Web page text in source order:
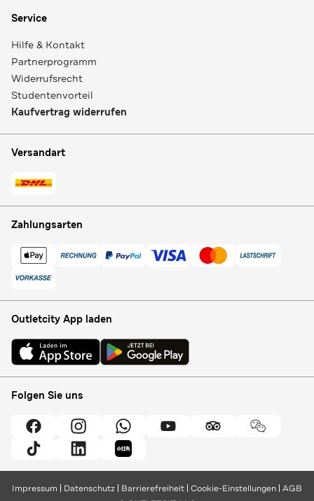
Service
Hilfe & Kontakt
Partnerprogramm
Widerrufsrecht
Studentenvorteil
Kaufvertrag widerrufen
Versandart
Zahlungsarten
Outletcity App laden
Folgen Sie uns
Impressum Datenschutz Barrierefreiheit Cookie-Einstellungen AGB